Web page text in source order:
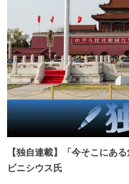
【独自連載】「今そこにあ
ビニシウス氏